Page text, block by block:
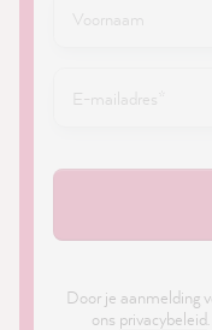
Door je aanmelding
ons privacybeleid